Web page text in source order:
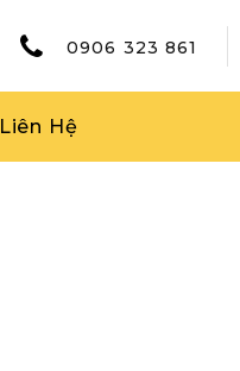
0906 323 861
Liên Hệ